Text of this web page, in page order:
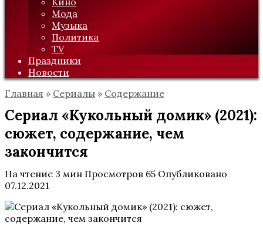
Мода
Музыка
Политика
TV
Праздники
Новости
Главная » Сериалы » Содержание
Сериал «Кукольный домик» (2021):
сюжет, содержание, чем
закончится
На чтение 3 мин Просмотров 65 Опубликовано
07.12.2021